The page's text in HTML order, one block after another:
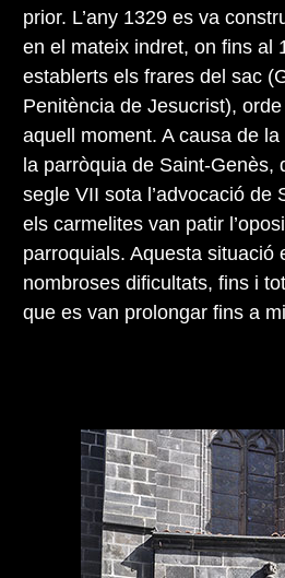
prior. L’any 1329 es va
en el mateix indret, on fins al
establerts els frares del sac
Penitència de Jesucrist),
aquell moment. A causa de
la parròquia de Saint-Genès,
segle VII sota l’advocació de
els carmelites van patir
parroquials. Aquesta situació
nombroses dificultats, fins i
que es van prolongar fins a